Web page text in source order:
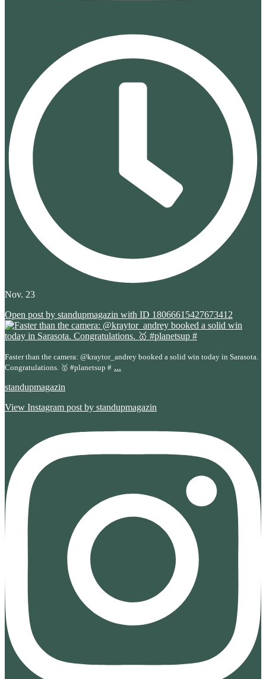
Nov. 23
Open post by standupmagazin with ID 18066615427673412
Faster than the camera: @kraytor_andrey booked a solid win today in Sarasota.
Congratulations. 🥇 #planetsup # ...
standupmagazin
View Instagram post by standupmagazin